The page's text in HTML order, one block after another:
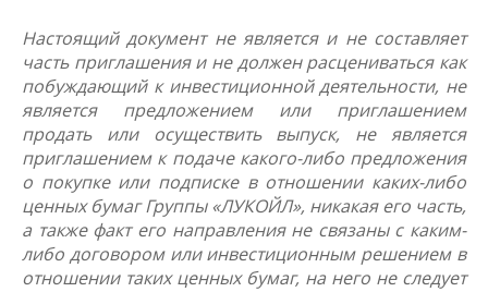
Настоящий документ не является и не составляет
часть приглашения и не должен расцениваться как
побуждающий к инвестиционной деятельности, не
является предложением или приглашением
продать или осуществить выпуск, не является
приглашением к подаче какого-либо предложения
о покупке или подписке в отношении каких-либо
ценных бумаг Группы «ЛУКОЙЛ», никакая его часть,
а также факт его направления не связаны с каким-
либо договором или инвестиционным решением в
отношении таких ценных бумаг, на него не следует